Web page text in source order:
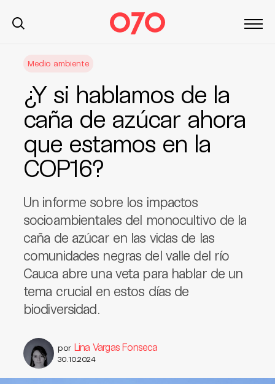
Medio ambiente
¿Y si hablamos de la
caña de azúcar ahora
que estamos en la
COP16?
Un informe sobre los impactos
socioambientales del monocultivo de la
caña de azúcar en las vidas de las
comunidades negras del valle del río
Cauca abre una veta para hablar de un
tema crucial en estos días de
biodiversidad.
por Lina Vargas Fonseca
30.10.2024